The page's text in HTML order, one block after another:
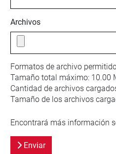
Archivos
Formatos de archivo
Tamaño total máximo: 10.00
Cantidad de archivos
Tamaño de los archivos
Encontrará más información
Enviar